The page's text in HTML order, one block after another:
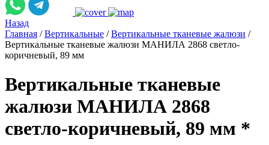
Назад
Главная / Вертикальные / Вертикальные тканевые жалюзи /
Вертикальные тканевые жалюзи МАНИЛА 2868 светло-
коричневый, 89 мм
Вертикальные тканевые
жалюзи МАНИЛА 2868
светло-коричневый, 89 мм *